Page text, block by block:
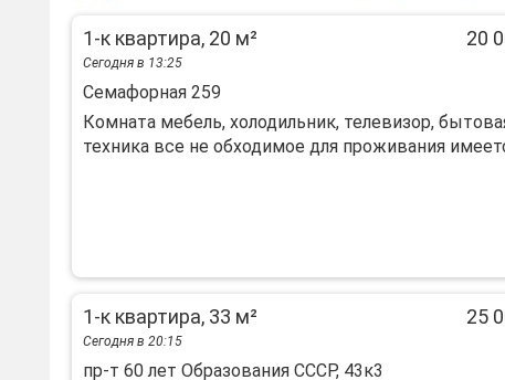
1-к квартира, 20 м² 20
Сегодня в 13:25
Семафорная 259
Комната мебель, холодильник, телевизор,
техника все не обходимое для проживания
1-к квартира, 33 м² 25
Сегодня в 20:15
пр-т 60 лет Образования СССР, 43к3